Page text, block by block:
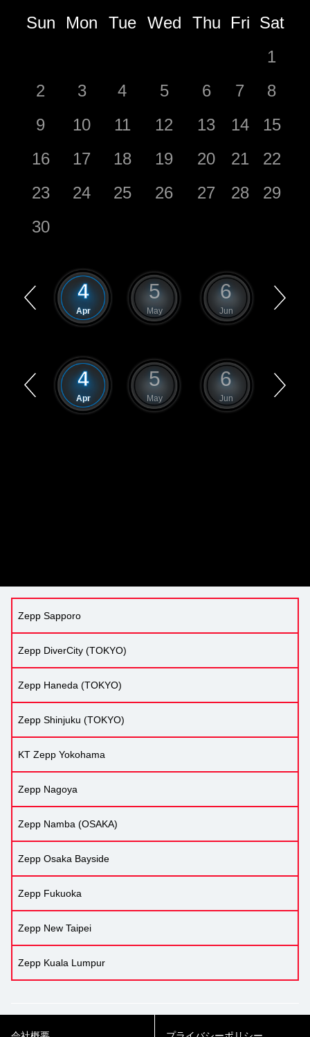
Sun
Mon Tue Wed Thu Fri Sat
1
2
3 4 5 6 7
8
9
10 11 12 13 14
15
16
17 18 19 20 21
22
23
24 25 26 27 28
29
30
4
Apr
5
May
6
Jun
4
Apr
5
May
6
Jun
Zepp Sapporo
Zepp DiverCity (TOKYO)
Zepp Haneda (TOKYO)
Zepp Shinjuku (TOKYO)
KT Zepp Yokohama
Zepp Nagoya
Zepp Namba (OSAKA)
Zepp Osaka Bayside
Zepp Fukuoka
Zepp New Taipei
Zepp Kuala Lumpur